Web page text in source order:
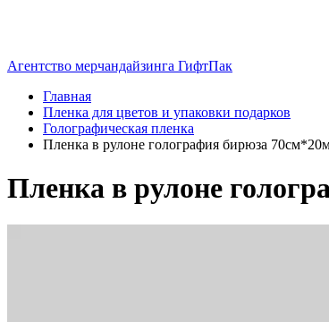
Агентство мерчандайзинга ГифтПак
Главная
Пленка для цветов и упаковки подарков
Голографическая пленка
Пленка в рулоне голография бирюза
Пленка в рулоне